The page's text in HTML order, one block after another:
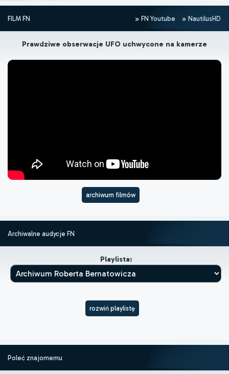
FILM FN FN Youtube NautilusHD
Prawdziwe obserwacje UFO uchwycone na kamerze
archiwum filmów
Archiwalne audycje FN
Playlista:
rozwiń playlistę
Poleć znajomemu